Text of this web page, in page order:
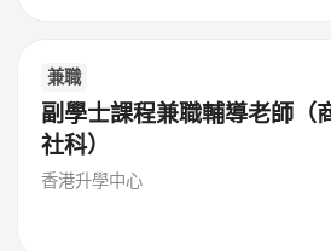
兼職
副學士課程兼職輔導老師
社科）
香港升學中心